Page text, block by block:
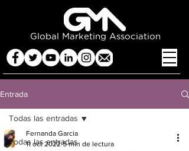
Global Marketing Association
Entrada
Todas las entradas
Todas las entradas
Fernanda Garcia
11 oct 2022 5 min de lectura